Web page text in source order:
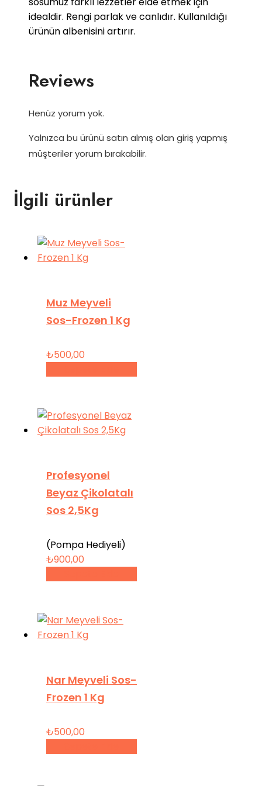
idealdir. Rengi parlak ve canlıdır. Kullanıldığı
ürünün albenisini artırır.
Reviews
Henüz yorum yok.
Yalnızca bu ürünü satın almış olan giriş yapmış
müşteriler yorum bırakabilir.
İlgili ürünler
Muz Meyveli
Sos-Frozen 1 Kg
₺500,00
Profesyonel
Beyaz Çikolatalı
Sos 2,5Kg
(Pompa Hediyeli)
₺900,00
Nar Meyveli Sos-
Frozen 1 Kg
₺500,00